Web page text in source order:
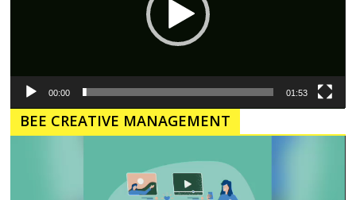
00:00 01:53
BEE CREATIVE MANAGEMENT